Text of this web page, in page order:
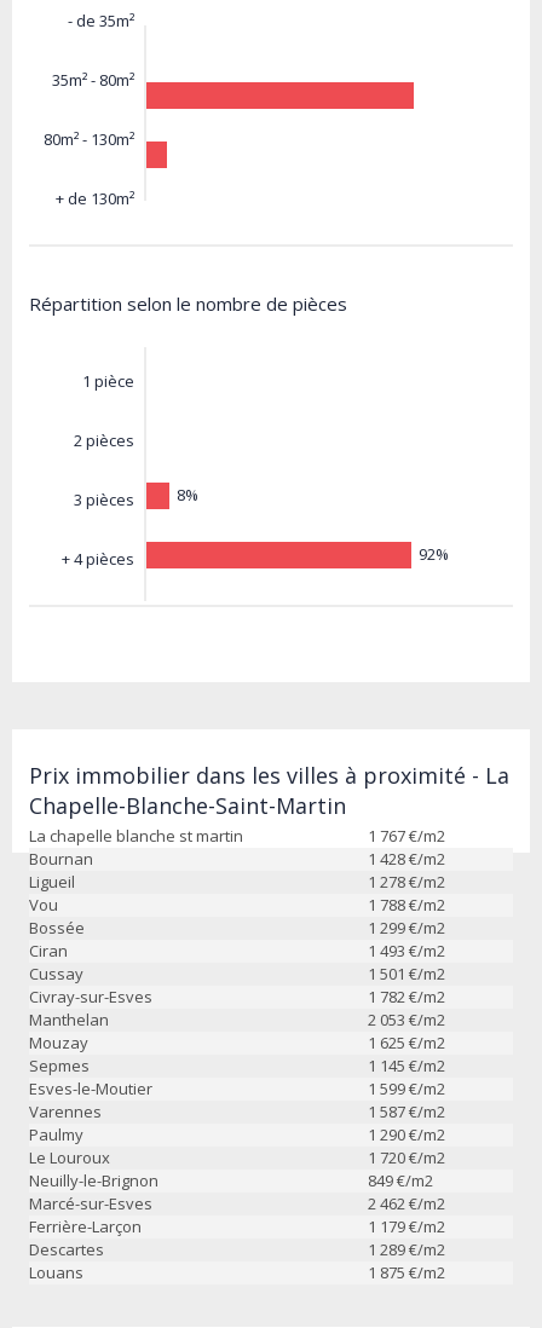
- de 35m²
35m² - 80m²
80m² - 130m²
+ de 130m²
Répartition selon le nombre de pièces
1 pièce
2 pièces
3 pièces
+ 4 pièces
8%
92%
Prix immobilier dans les villes à proximité - La
Chapelle-Blanche-Saint-Martin
La chapelle blanche st martin 1 767€/m2
Bournan
1 428€/m2
Ligueil
1 278€/m2
Vou
1 788€/m2
Bossée
1 299€/m2
Ciran
1 493 €/m2
Cussay
1 501 €/m2
Civray-sur-Esves
1 782 €/m2
Manthelan
2 053 €/m2
Mouzay
1 625 €/m2
Sepmes
1 145 €/m2
Esves-le-Moutier
1 599€/m2
Varennes
1 587€/m2
Paulmy
1 290€/m2
Le Louroux
1 720€/m2
Neuilly-le-Brignon
849€/m2
Marcé-sur-Esves
2 462 €/m2
Ferrière-Larçon
1 179€/m2
Descartes
1 289€/m2
Louans
1 875 €/m2